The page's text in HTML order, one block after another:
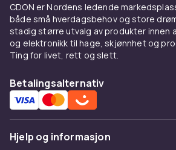
CDON er Nordens ledende
både små hverdagsbehov og store
stadig større utvalg av produkter innen
og elektronikk til hage, skjønnhet og
Ting for livet, rett og slett.
Betalingsalternativ
Hjelp og informasjon